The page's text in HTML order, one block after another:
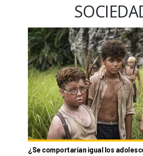
¿Se comportarían igual los